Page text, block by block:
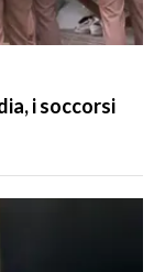
i soccorsi